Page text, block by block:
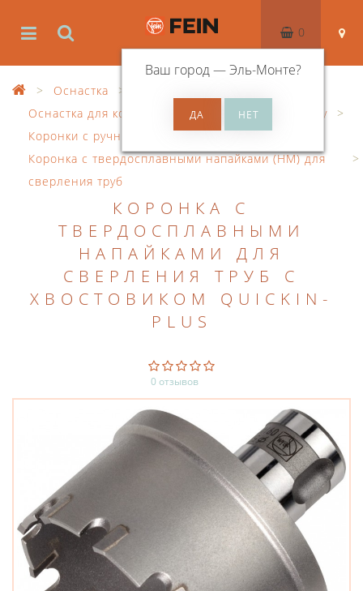
Ваш город —Эль-Монте?
0
Оснастка
Оснастка для корончатого сверления по металлу
Коронки с ручным управлением
Коронка с твердосплавными напайками (HM) для
сверления труб
КОРОНКА С
ТВЕРДОСПЛАВНЫМИ
НАПАЙКАМИ ДЛЯ
СВЕРЛЕНИЯ ТРУБ С
ХВОСТОВИКОМ QUICKIN-
PLUS
0 отзывов